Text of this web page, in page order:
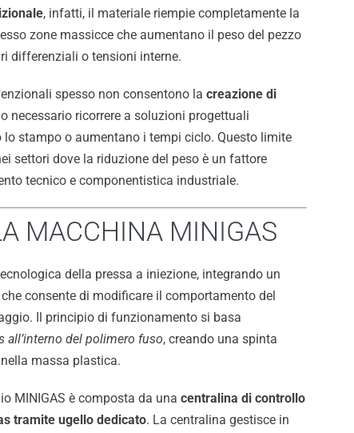
, infatti, il materiale riempie completamente la
zone massicce che aumentano il peso del pezzo
differenziali o tensioni interne.
spesso non consentono la creazione di
necessario ricorrere a soluzioni progettuali
stampo o aumentano i tempi ciclo. Questo limite
settori dove la riduzione del peso è un fattore
tecnico e componentistica industriale.
MACCHINA MINIGAS
della pressa a iniezione, integrando un
consente di modificare il comportamento del
Il principio di funzionamento si basa
all’interno del polimero fuso, creando una spinta
massa plastica.
MINIGAS è composta da una centralina di controllo
tramite ugello dedicato. La centralina gestisce in